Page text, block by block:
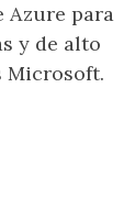
Azure para
y de alto
Microsoft.